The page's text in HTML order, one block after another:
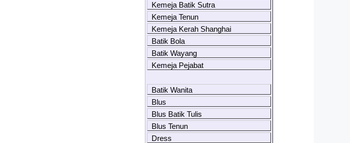
Kemeja Batik Sutra
Kemeja Tenun
Kemeja Kerah Shanghai
Batik Bola
Batik Wayang
Kemeja Pejabat
Batik Wanita
Blus
Blus Batik Tulis
Blus Tenun
Dress